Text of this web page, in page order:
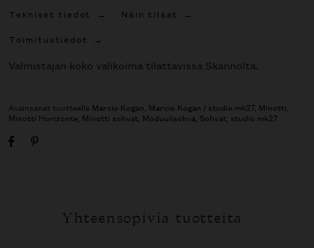
Tekniset tiedot
Näin tilaat
Toimitustiedot
Valmistajan koko valikoima tilattavissa Skannolta.
Avainsanat tuotteelle Marcio Kogan Marcio Kogan / studio mk27, Minotti
Minotti Horizonte Minotti sohvat Moduulisohva Sohvat studio mk27
Yhteensopivia tuotteita